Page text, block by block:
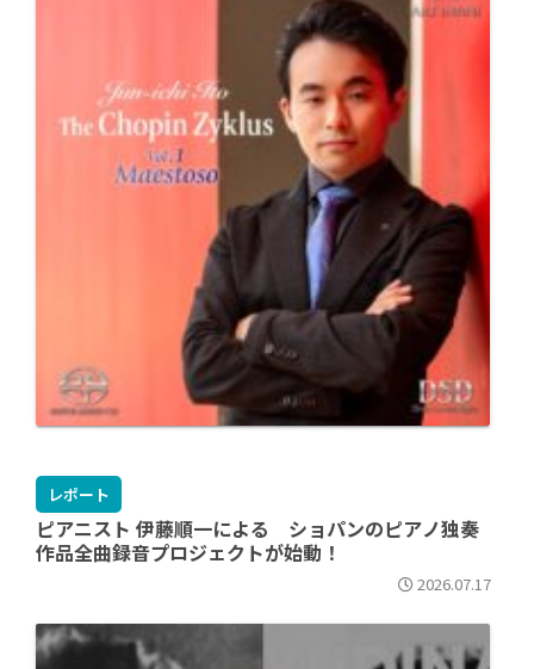
レポート
ピアニスト 伊藤順一による ショパンのピアノ独奏
作品全曲録音プロジェクトが始動！
2026.07.17